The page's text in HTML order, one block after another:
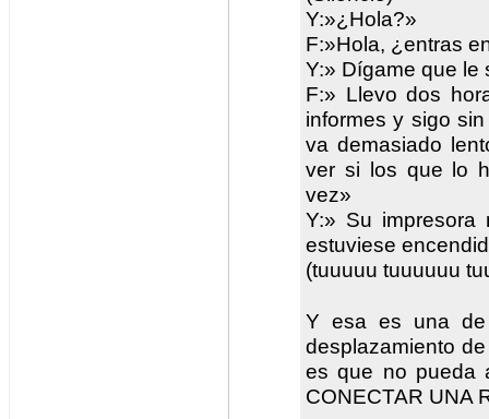
Y:»¿Hola?»
F:»Hola, ¿entras
Y:» Dígame que le
F:» Llevo dos
informes y sigo
va demasiado
ver si los que lo
vez»
Y:» Su
estuviese
(tuuuuu tuuuuuu
Y esa es una de
desplazamiento
es que no pueda
CONECTAR UNA